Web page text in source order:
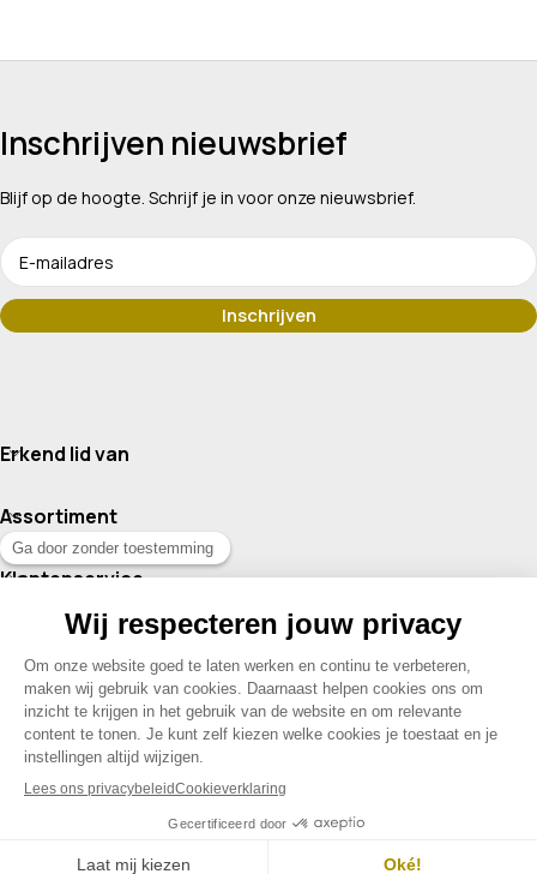
Inschrijven nieuwsbrief
Blijf op de hoogte. Schrijf je in voor onze nieuwsbrief.
Erkend lid van
Assortiment
Klantenservice
Contact
© 2026 Drogisterij Het Geheim | Alle rechten voorbehouden |
Webdesign en hosting door Madoo|Sitemap